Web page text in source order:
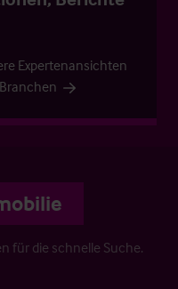
Expertenansichten
für die schnelle Suche.